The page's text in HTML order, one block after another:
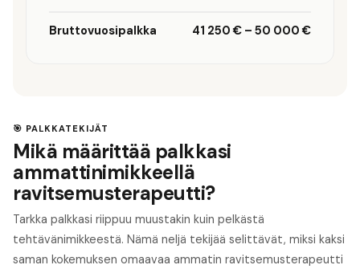
Bruttovuosipalkka 41 250 € – 50 000 €
🎯 PALKKATEKIJÄT
Mikä määrittää palkkasi
ammattinimikkeellä
ravitsemusterapeutti?
Tarkka palkkasi riippuu muustakin kuin pelkästä
tehtävänimikkeestä. Nämä neljä tekijää selittävät, miksi kaksi
saman kokemuksen omaavaa ammatin ravitsemusterapeutti